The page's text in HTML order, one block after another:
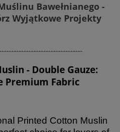
Bawełnianego -
Wyjątkowe Projekty
- Double Gauze:
Premium Fabric
Printed Cotton Muslin